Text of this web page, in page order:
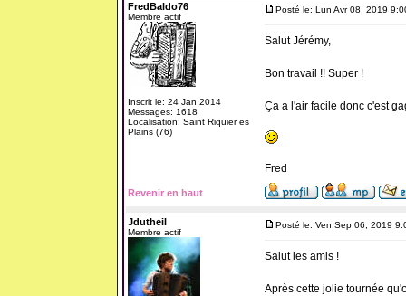
FredBaldo76
Membre actif
Inscrit le: 24 Jan 2014
Messages: 1618
Localisation: Saint Riquier es
Plains (76)
Posté le: Lun Avr 08, 2019
Salut Jérémy,
Bon travail !! Super !
Ça a l'air facile donc c'est
Fred
Revenir en haut
Jdutheil
Membre actif
Posté le: Ven Sep 06, 2019
Salut les amis !
Après cette jolie tournée